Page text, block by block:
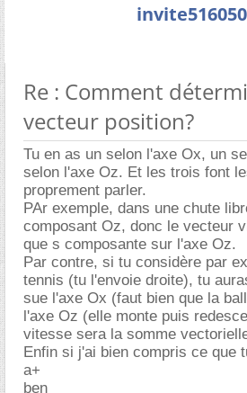
Re : Comment
vecteur position?
Tu en as un selon l'axe Ox, un
selon l'axe Oz. Et les trois font
proprement parler.
PAr exemple, dans une chute
composant Oz, donc le vecteur
que s composante sur l'axe Oz.
Par contre, si tu considère par
tennis (tu l'envoie droite), tu
sue l'axe Ox (faut bien que la
l'axe Oz (elle monte puis
vitesse sera la somme
Enfin si j'ai bien compris ce que
a+
ben